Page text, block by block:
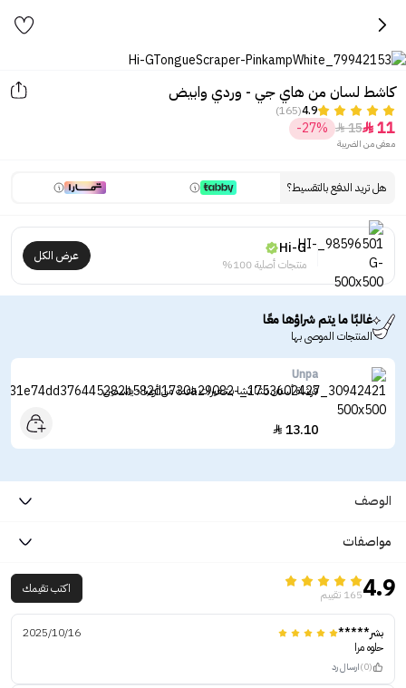
كاشط لسان من هاي جي - وردي وابيض
4.9
(165)
11

15

-27%
معفى من الضريبة
هل تريد الدفع بالتقسيط؟
Hi-G
منتجات أصلية 100%
عرض الكل
غالبًا ما يتم شراؤها معًا
المنتجات الموصى بها
Unpa
فرشاة أسنان تشا تشا بشعيرات ناعمة من أونبا - ياسمين
13.10

الوصف
مواصفات
4.9165 تقييم اكتب تقيمك
بشر*****
2025/10/16
حلوه مرا
(0) ارسال رد